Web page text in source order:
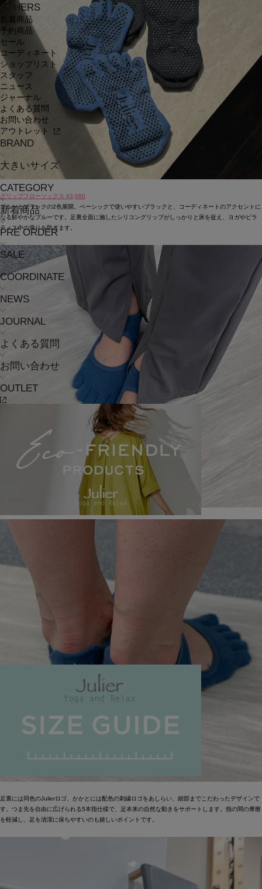
OTHERS
新着商品
予約商品
セール
コーディネート
ショップリスト
スタッフ
ニュース
ジャーナル
よくある質問
お問い合わせ
アウトレット
BRAND
大きいサイズ
CATEGORY
新着商品
PRE ORDER
SALE
COORDINATE
NEWS
JOURNAL
よくある質問
お問い合わせ
OUTLET
グリップフローソックス ¥3,080
ブルーとブラックの2色展開。ベーシックで使いやすいブラックと、コーディネートのアクセントに
なる鮮やかなブルーです。足裏全面に施したシリコングリップがしっかりと床を捉え、ヨガやピラ
ティス中の滑りを防ぎます。
足裏には同色のJulierロゴ、かかとには配色の刺繍ロゴをあしらい、細部までこだわったデザインで
す。つま先を自由に広げられる5本指仕様で、足本来の自然な動きをサポートします。指の間の摩擦
を軽減し、足を清潔に保ちやすいのも嬉しいポイントです。